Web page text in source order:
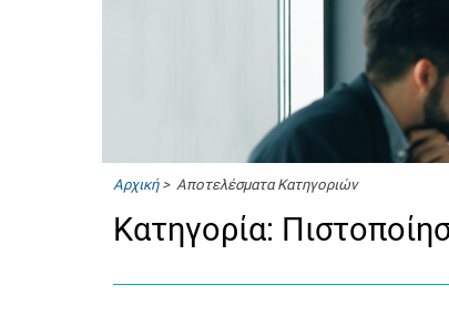
Αρχική> Αποτελέσματα Κατηγοριών
Κατηγορία: